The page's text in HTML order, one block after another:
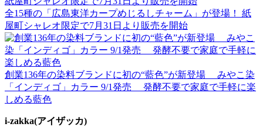
全15種の「広島東洋カープめじるしチャーム」が登場！ 紙
屋町シャレオ限定で7月31日より販売を開始
創業136年の染料ブランドに初の“藍色”が新登場 みやこ染
「インディゴ」カラー 9/1発売 発酵不要で家庭で手軽に楽
しめる藍色
i-zakka(アイザッカ)